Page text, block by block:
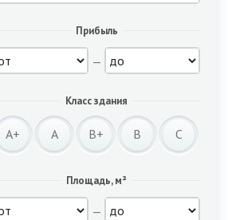
Прибыль
—
Класс здания
A+ A B+ B C
Площадь, м²
—